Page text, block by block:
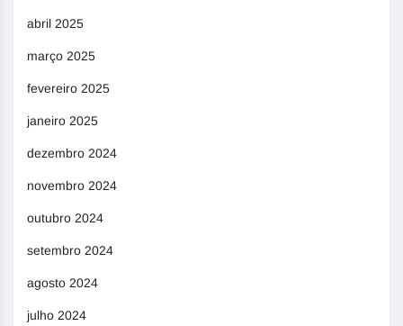
abril 2025
março 2025
fevereiro 2025
janeiro 2025
dezembro 2024
novembro 2024
outubro 2024
setembro 2024
agosto 2024
julho 2024